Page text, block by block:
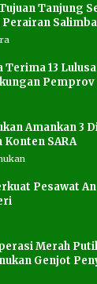
Tanjung
Terima 13
Pemprov
Amankan 3
Konten SARA
Pesawat
Merah
Genjot